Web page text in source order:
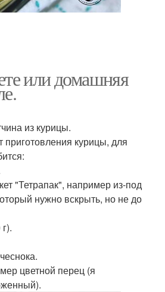
или домашняя
из курицы.
курицы, для
"Тетрапак", например из-под
нужно вскрыть, но не до
цветной перец (я